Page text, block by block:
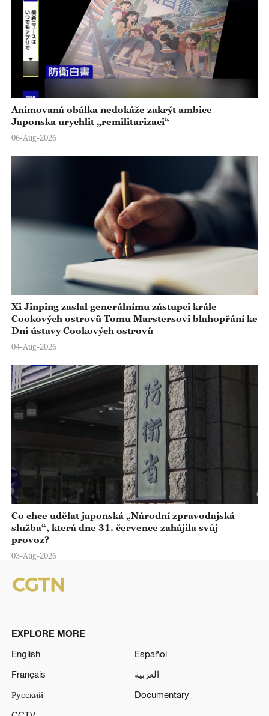
Animovaná obálka nedokáže zakrýt ambice
Japonska urychlit „remilitarizaci“
06-Aug-2026
Xi Jinping zaslal generálnímu zástupci krále
Cookových ostrovů Tomu Marstersovi blahopřání ke
Dni ústavy Cookových ostrovů
04-Aug-2026
Co chce udělat japonská „Národní zpravodajská
služba“, která dne 31. července zahájila svůj
provoz?
03-Aug-2026
EXPLORE MORE
English
Español
Français
العربية
Русский
Documentary